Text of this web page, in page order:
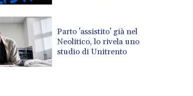
Parto 'assistito' già nel
Neolitico, lo rivela uno
studio di Unitrento